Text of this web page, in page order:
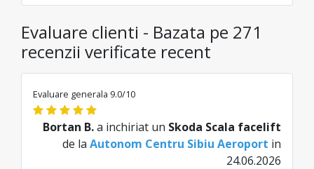
Evaluare clienti - Bazata pe 271
recenzii verificate recent
Evaluare generala 9.0/10
Bortan B.a inchiriat un Skoda Scala facelift
de la Autonom Centru Sibiu Aeroport in
24.06.2026